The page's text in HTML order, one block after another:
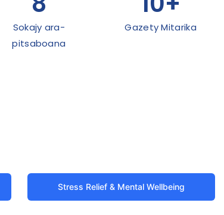
Sokajy ara-
pitsaboana
Gazety Mitarika
Stress Relief & Mental Wellbeing